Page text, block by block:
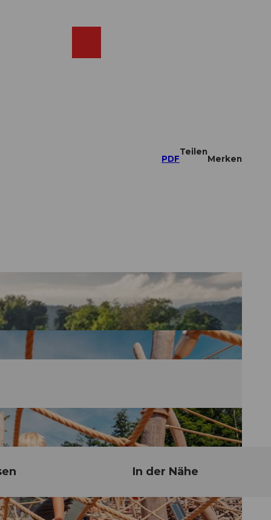
PDF
Teilen
Merken
In der Nähe